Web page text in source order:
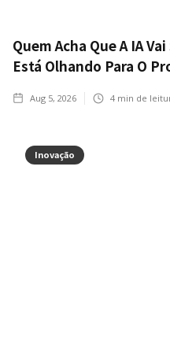
Quem Acha Que A IA
Está Olhando Para O
Aug 5, 2026 4 min de
Inovação